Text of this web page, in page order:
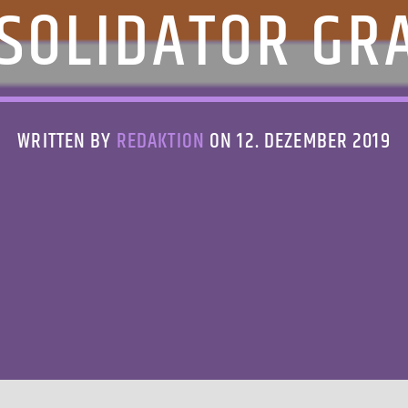
WRITTEN BY REDAKTION ON 12. DEZEMBER 2019